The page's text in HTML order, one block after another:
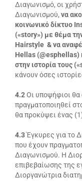
Διαγωνισμό, οι
Διαγωνισμού, να
κοινωνικό δίκτυο
(«story») με θέμα
Hairstyle & να
Hellas (@esphellas)
στην ιστορία τους
κάνουν όσες
4.2Οι υποψήφιοι θα
πραγματοποιηθεί
θα προκύψει ένας
4.3Έγκυρες για το
που έχουν
Διαγωνισμού. Η
επιβεβαίωσης της
Διοργανώτρια